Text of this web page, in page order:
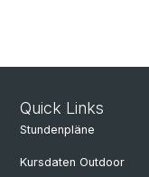
Quick Links
Stundenpläne
Kursdaten Outdoor